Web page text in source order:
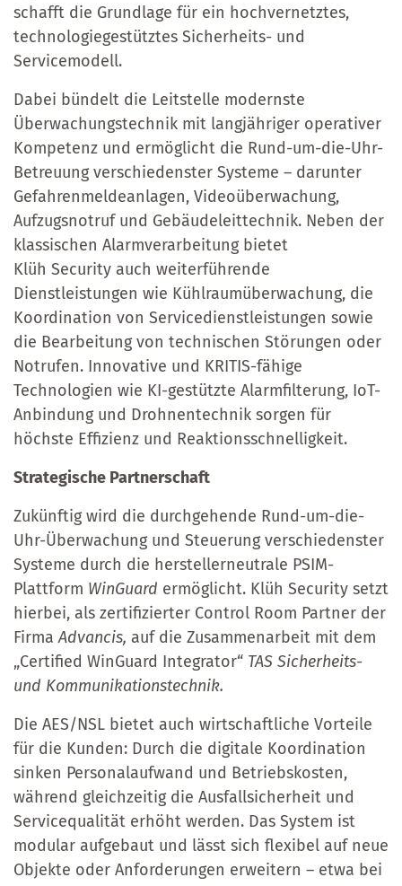
schafft die Grundlage für ein hochvernetztes,
technologiegestütztes Sicherheits- und
Servicemodell.
Dabei bündelt die Leitstelle modernste
Überwachungstechnik mit langjähriger operativer
Kompetenz und ermöglicht die Rund-um-die-Uhr-
Betreuung verschiedenster Systeme – darunter
Gefahrenmeldeanlagen, Videoüberwachung,
Aufzugsnotruf und Gebäudeleittechnik. Neben der
klassischen Alarmverarbeitung bietet
Klüh Security auch weiterführende
Dienstleistungen wie Kühlraumüberwachung, die
Koordination von Servicedienstleistungen sowie
die Bearbeitung von technischen Störungen oder
Notrufen. Innovative und KRITIS-fähige
Technologien wie KI-gestützte Alarmfilterung, IoT-
Anbindung und Drohnentechnik sorgen für
höchste Effizienz und Reaktionsschnelligkeit.
Strategische Partnerschaft
Zukünftig wird die durchgehende Rund-um-die-
Uhr-Überwachung und Steuerung verschiedenster
Systeme durch die herstellerneutrale PSIM-
Plattform WinGuard ermöglicht. Klüh Security setzt
hierbei, als zertifizierter Control Room Partner der
FirmaAdvancis, auf die Zusammenarbeit mit dem
„Certified WinGuard Integrator“ TAS Sicherheits-
und Kommunikationstechnik.
Die AES/NSL bietet auch wirtschaftliche Vorteile
für die Kunden: Durch die digitale Koordination
sinken Personalaufwand und Betriebskosten,
während gleichzeitig die Ausfallsicherheit und
Servicequalität erhöht werden. Das System ist
modular aufgebaut und lässt sich flexibel auf neue
Objekte oder Anforderungen erweitern – etwa bei